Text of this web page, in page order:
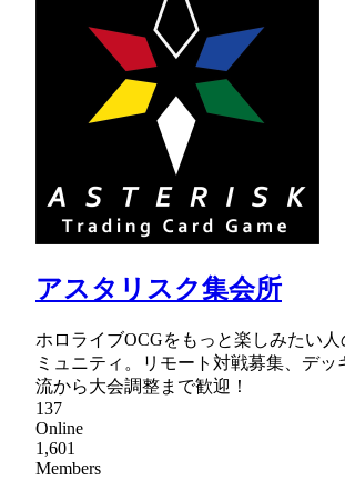
アスタリスク集会所
ホロライブOCGをもっと楽しみたい人
ミュニティ。リモート対戦募集、デッ
流から大会調整まで歓迎！
137
Online
1,601
Members